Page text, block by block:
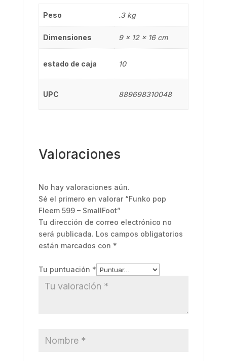
Peso .3 kg
Dimensiones 9 × 12 × 16 cm
estado de caja 10
UPC 889698310048
Valoraciones
No hay valoraciones aún.
Sé el primero en valorar “Funko pop
Fleem 599 – SmallFoot”
Tu dirección de correo electrónico no
será publicada. Los campos obligatorios
están marcados con *
Tu puntuación *